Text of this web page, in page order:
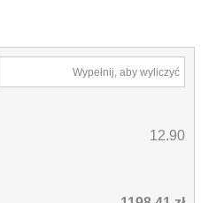
Wypełnij, aby wyliczyć
12.90